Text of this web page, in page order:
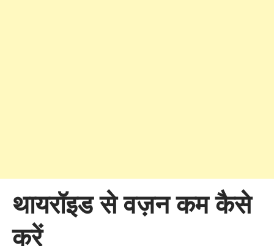
थायरॉइड से वज़न कम कैसे
करें